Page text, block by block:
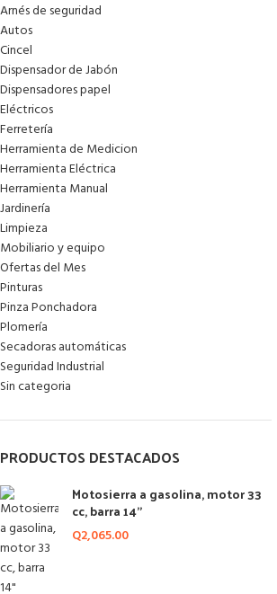
Arnés de seguridad
Autos
Cincel
Dispensador de Jabón
Dispensadores papel
Eléctricos
Ferretería
Herramienta de Medicion
Herramienta Eléctrica
Herramienta Manual
Jardinería
Limpieza
Mobiliario y equipo
Ofertas del Mes
Pinturas
Pinza Ponchadora
Plomería
Secadoras automáticas
Seguridad Industrial
Sin categoria
PRODUCTOS DESTACADOS
Motosierra a gasolina, motor 33
cc, barra 14"
Q2,065.00